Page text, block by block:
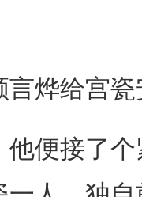
烨给宫瓷
接了个